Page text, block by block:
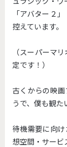
「アバター２
控えています。
（スーパーマ
定です！）
古くからの映
うで、僕も観た
待機需要に向
想空間・サービ